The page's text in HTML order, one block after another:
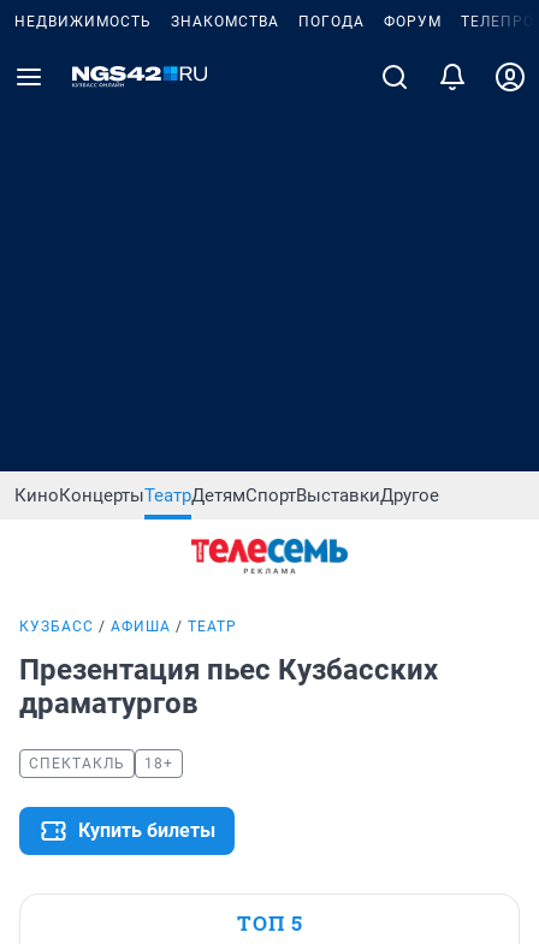
НЕДВИЖИМОСТЬ ЗНАКОМСТВА ПОГОДА ФОРУМ
КиноКонцертыТеатрДетямСпортВыставкиДругое
КУЗБАСС АФИША ТЕАТР
Презентация пьес Кузбасских
драматургов
СПЕКТАКЛЬ 18+
Купить билеты
ТОП 5